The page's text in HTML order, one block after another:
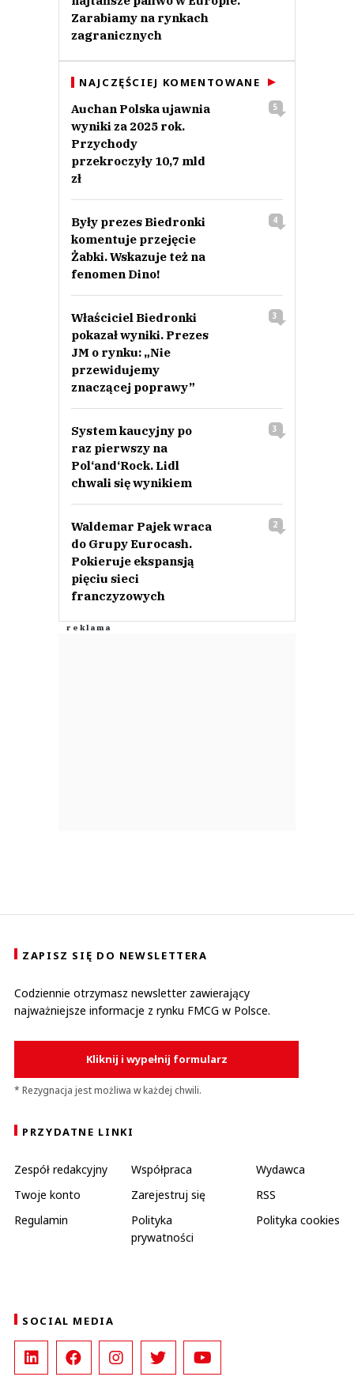
Zarabiamy na rynkach
zagranicznych
NAJCZĘŚCIEJ KOMENTOWANE
Auchan Polska ujawnia
wyniki za 2025 rok.
Przychody
przekroczyły 10,7 mld
zł
5
Były prezes Biedronki
komentuje przejęcie
Żabki. Wskazuje też na
fenomen Dino!
4
Właściciel Biedronki
pokazał wyniki. Prezes
JM o rynku: „Nie
przewidujemy
znaczącej poprawy”
3
System kaucyjny po
raz pierwszy na
Pol‘and‘Rock. Lidl
chwali się wynikiem
3
Waldemar Pajek wraca
do Grupy Eurocash.
Pokieruje ekspansją
pięciu sieci
franczyzowych
2
ZAPISZ SIĘ DO NEWSLETTERA
Codziennie otrzymasz newsletter zawierający
najważniejsze informacje z rynku FMCG w Polsce.
Kliknij i wypełnij formularz
* Rezygnacja jest możliwa w każdej chwili.
PRZYDATNE LINKI
Zespół redakcyjny Współpraca
Wydawca
Twoje konto
Zarejestruj się
RSS
Regulamin
Polityka
prywatności
Polityka cookies
SOCIAL MEDIA